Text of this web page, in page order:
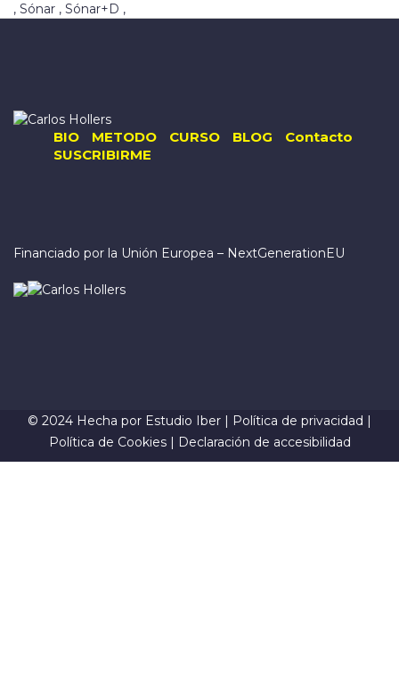
, Sónar , Sónar+D ,
BIO METODO CURSO BLOG
Contacto
SUSCRIBIRME
Financiado por la Unión Europea – NextGenerationEU
© 2024 Hecha por Estudio Iber Política de privacidad
Política de Cookies
Declaración de accesibilidad